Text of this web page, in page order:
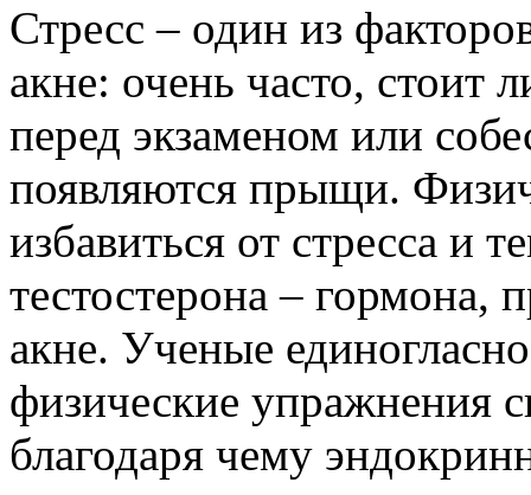
Стресс – один из
акне: очень часто, стоит
перед экзаменом или
появляются прыщи.
избавиться от стресса и
тестостерона – гормона,
акне. Ученые
физические упражнения
благодаря чему